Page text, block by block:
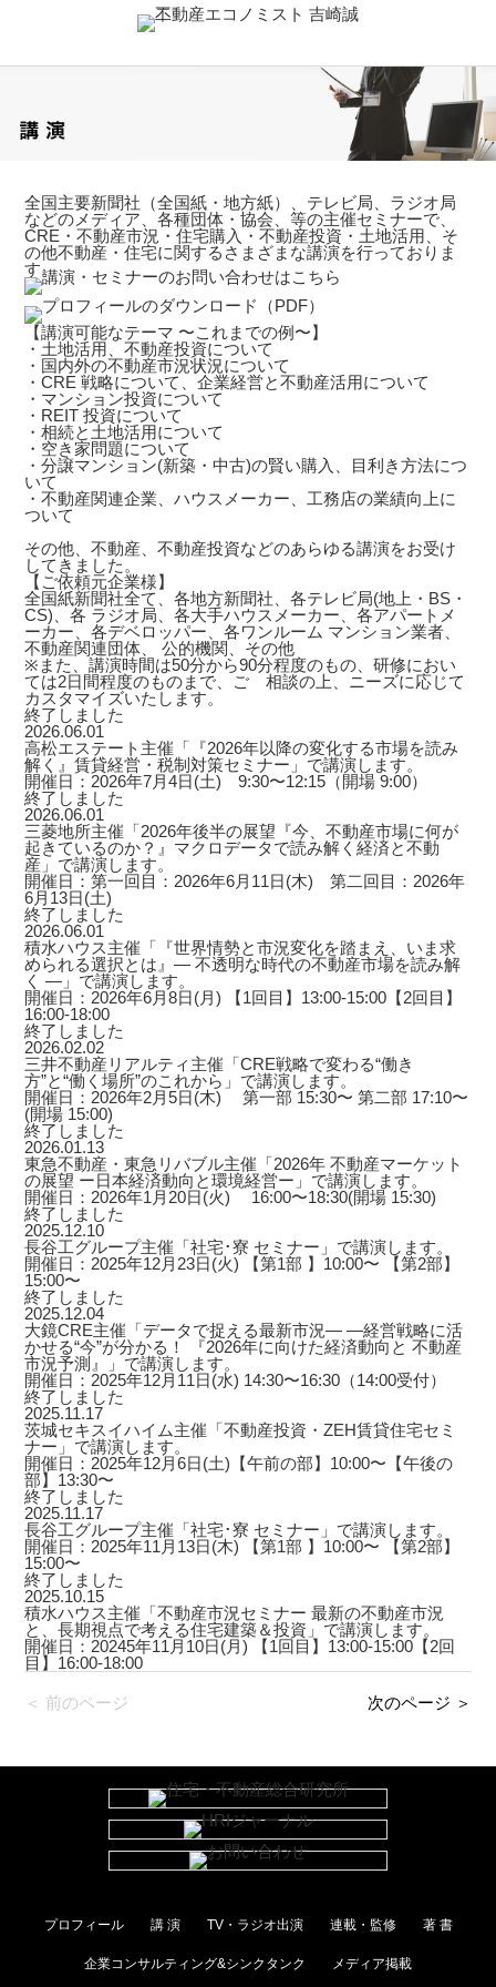
全国主要新聞社（全国紙・地方紙）、テレビ局、ラジオ局
などのメディア、各種団体・協会、等の主催セミナーで、
CRE・不動産市況・住宅購入・不動産投資・土地活用、そ
の他不動産・住宅に関するさまざまな講演を行っておりま
す。
【講演可能なテーマ 〜これまでの例〜】
・土地活用、不動産投資について
・国内外の不動産市況状況について
・CRE 戦略について、企業経営と不動産活用について
・マンション投資について
・REIT 投資について
・相続と土地活用について
・空き家問題について
・分譲マンション(新築・中古)の賢い購入、目利き方法につ
いて
・不動産関連企業、ハウスメーカー、工務店の業績向上に
ついて
その他、不動産、不動産投資などのあらゆる講演をお受け
してきました。
【ご依頼元企業様】
全国紙新聞社全て、各地方新聞社、各テレビ局(地上・BS・
CS)、各 ラジオ局、各大手ハウスメーカー、各アパートメ
ーカー、各デベロッパー、各ワンルーム マンション業者、
不動産関連団体、 公的機関、その他
※また、講演時間は50分から90分程度のもの、研修におい
ては2日間程度のものまで、ご゙相談の上、ニーズに応じて
カスタマイズいたします。
終了しました
2026.06.01
高松エステート主催「『2026年以降の変化する市場を読み
解く』賃貸経営・税制対策セミナー」で講演します。
開催日：2026年7月4日(土) 9:30〜12:15（開場 9:00）
終了しました
2026.06.01
三菱地所主催「2026年後半の展望『今、不動産市場に何が
起きているのか？』マクロデータで読み解く経済と不動
産」で講演します。
開催日：第一回目：2026年6月11日(木) 第二回目：2026年
6月13日(土)
終了しました
2026.06.01
積水ハウス主催「『世界情勢と市況変化を踏まえ、いま求
められる選択とは』― 不透明な時代の不動産市場を読み解
く ―」で講演します。
開催日：2026年6月8日(月) 【1回目】13:00-15:00【2回目】
16:00-18:00
終了しました
2026.02.02
三井不動産リアルティ主催「CRE戦略で変わる“働き
方”と“働く場所”のこれから」で講演します。
開催日：2026年2月5日(木) 第一部 15:30〜 第二部 17:10〜
(開場 15:00)
終了しました
2026.01.13
東急不動産・東急リバブル主催「2026年 不動産マーケット
の展望 ー日本経済動向と環境経営ー」で講演します。
開催日：2026年1月20日(火) 16:00〜18:30(開場 15:30)
終了しました
2025.12.10
長谷工グループ主催「社宅･寮 セミナー」で講演します。
開催日：2025年12月23日(火) 【第1部 】10:00〜 【第2部】
15:00〜
終了しました
2025.12.04
大鏡CRE主催「データで捉える最新市況― ―経営戦略に活
かせる“今”が分かる！ 『2026年に向けた経済動向と 不動産
市況予測』」で講演します。
開催日：2025年12月11日(水) 14:30〜16:30（14:00受付）
終了しました
2025.11.17
茨城セキスイハイム主催「不動産投資・ZEH賃貸住宅セミ
ナー」で講演します。
開催日：2025年12月6日(土)【午前の部】10:00〜【午後の
部】13:30〜
終了しました
2025.11.17
長谷工グループ主催「社宅･寮 セミナー」で講演します。
開催日：2025年11月13日(木) 【第1部 】10:00〜 【第2部】
15:00〜
終了しました
2025.10.15
積水ハウス主催「不動産市況セミナー 最新の不動産市況
と、長期視点で考える住宅建築＆投資」で講演します。
開催日：20245年11月10日(月) 【1回目】13:00-15:00【2回
目】16:00-18:00
＜ 前のページ 次のページ ＞
プロフィール 講 演 TV・ラジオ出演 連載・監修 著 書
企業コンサルティング&シンクタンク メディア掲載